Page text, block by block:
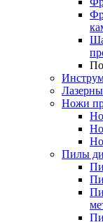
Ножи
Пилы